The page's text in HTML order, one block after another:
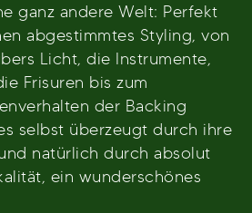
ganz andere Welt: Perfekt
abgestimmtes Styling, von
Licht, die Instrumente,
Frisuren bis zum
der Backing
selbst überzeugt durch ihre
natürlich durch absolut
ein wunderschönes